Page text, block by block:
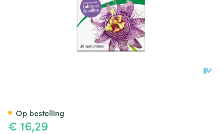
€ 16,29
Op bestelling